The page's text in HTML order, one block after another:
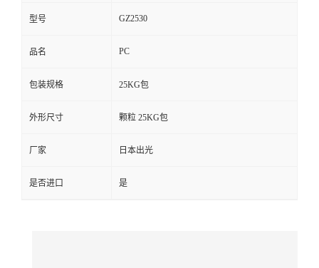
型号 GZ2530
品名 PC
包装规格 25KG包
外形尺寸 颗粒 25KG包
厂家 日本出光
是否进口 是